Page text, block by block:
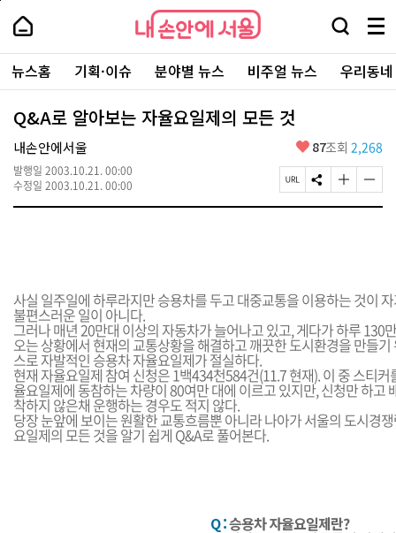
본
로
가
내
손
안
에
서
울
-
서
울
시
대
표
소
내
손
에
울
검
창
열
기
메
뉴
전
체
보
주
요
서
뉴스홈 기획·이슈 분야별 뉴스 비주얼 뉴스 우리동
Q&A로 알아보는 자율요일제의 모든 것
내손안에서울
발행일 2003.10.21. 00:00
수정일 2003.10.21. 00:00
좋
요
87조회 2,268
페
이
사
S
N
글
자
경
하
기
글
자
경
하
기
사실 일주일에 하루라지만 승용차를 두고 대중교통을 이용하는 것이
불편스러운 일이 아니다.
그러나 매년 20만대 이상의 자동차가 늘어나고 있고, 게다가 하루 130
오는 상황에서 현재의 교통상황을 해결하고 깨끗한 도시환경을 만들
스로 자발적인 승용차 자율요일제가 절실하다.
현재 자율요일제 참여 신청은 1백434천584건(11.7 현재). 이 중 스티
율요일제에 동참하는 차량이 80여만 대에 이르고 있지만, 신청만 하고
착하지 않은채 운행하는 경우도 적지 않다.
당장 눈앞에 보이는 원활한 교통흐름뿐 아니라 나아가 서울의 도시경
요일제의 모든 것을 알기 쉽게 Q&A로 풀어본다.
Q :승용차 자율요일제란?
페
상
단
로